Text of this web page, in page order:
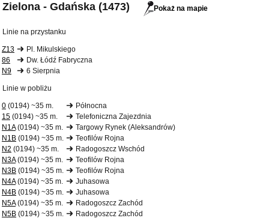
Zielona - Gdańska (1473) Pokaż na mapie
Linie na przystanku
Z13
Pl. Mikulskiego
86
Dw. Łódź Fabryczna
N9
6 Sierpnia
Linie w pobliżu
0 (0194) ~35 m.
Północna
15 (0194) ~35 m.
Telefoniczna Zajezdnia
N1A(0194) ~35 m.
Targowy Rynek (Aleksandrów)
N1B (0194) ~35 m.
Teofilów Rojna
N2 (0194) ~35 m.
Radogoszcz Wschód
N3A(0194) ~35 m.
Teofilów Rojna
N3B (0194) ~35 m.
Teofilów Rojna
N4A(0194) ~35 m.
Juhasowa
N4B (0194) ~35 m.
Juhasowa
N5A(0194) ~35 m.
Radogoszcz Zachód
N5B (0194) ~35 m.
Radogoszcz Zachód